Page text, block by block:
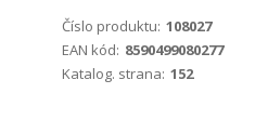
Číslo produktu: 108027
EAN kód: 8590499080277
Katalog. strana: 152